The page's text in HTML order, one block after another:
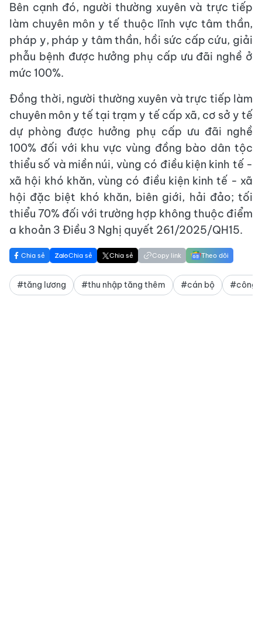
Bên cạnh đó, người thường xuyên và trực tiếp
làm chuyên môn y tế thuộc lĩnh vực tâm thần,
pháp y, pháp y tâm thần, hồi sức cấp cứu, giải
phẫu bệnh được hưởng phụ cấp ưu đãi nghề ở
mức 100%.
Đồng thời, người thường xuyên và trực tiếp làm
chuyên môn y tế tại trạm y tế cấp xã, cơ sở y tế
dự phòng được hưởng phụ cấp ưu đãi nghề
100% đối với khu vực vùng đồng bào dân tộc
thiểu số và miền núi, vùng có điều kiện kinh tế -
xã hội khó khăn, vùng có điều kiện kinh tế - xã
hội đặc biệt khó khăn, biên giới, hải đảo; tối
thiểu 70% đối với trường hợp không thuộc điểm
a khoản 3 Điều 3 Nghị quyết 261/2025/QH15.
Chia sẻ Chia sẻ Chia sẻ Copy link Theo dõi
#tăng lương #thu nhập tăng thêm #cán bộ #công